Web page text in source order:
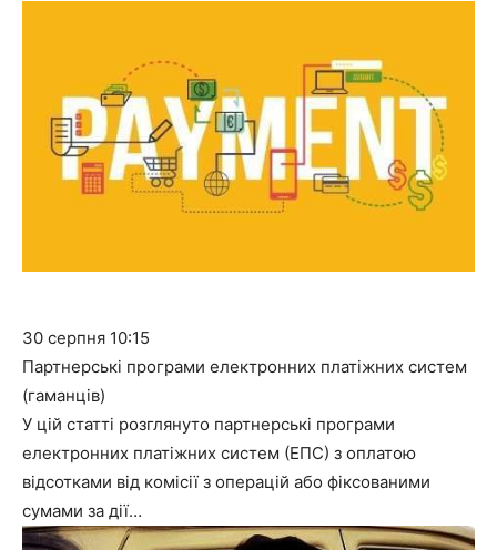
30 серпня 10:15
Партнерські програми електронних платіжних систем
(гаманців)
У цій статті розглянуто партнерські програми
електронних платіжних систем (ЕПС) з оплатою
відсотками від комісії з операцій або фіксованими
сумами за дії…